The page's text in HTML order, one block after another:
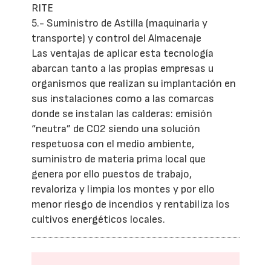
RITE
5.- Suministro de Astilla (maquinaria y
transporte) y control del Almacenaje
Las ventajas de aplicar esta tecnología
abarcan tanto a las propias empresas u
organismos que realizan su implantación en
sus instalaciones como a las comarcas
donde se instalan las calderas: emisión
“neutra” de CO2 siendo una solución
respetuosa con el medio ambiente,
suministro de materia prima local que
genera por ello puestos de trabajo,
revaloriza y limpia los montes y por ello
menor riesgo de incendios y rentabiliza los
cultivos energéticos locales.